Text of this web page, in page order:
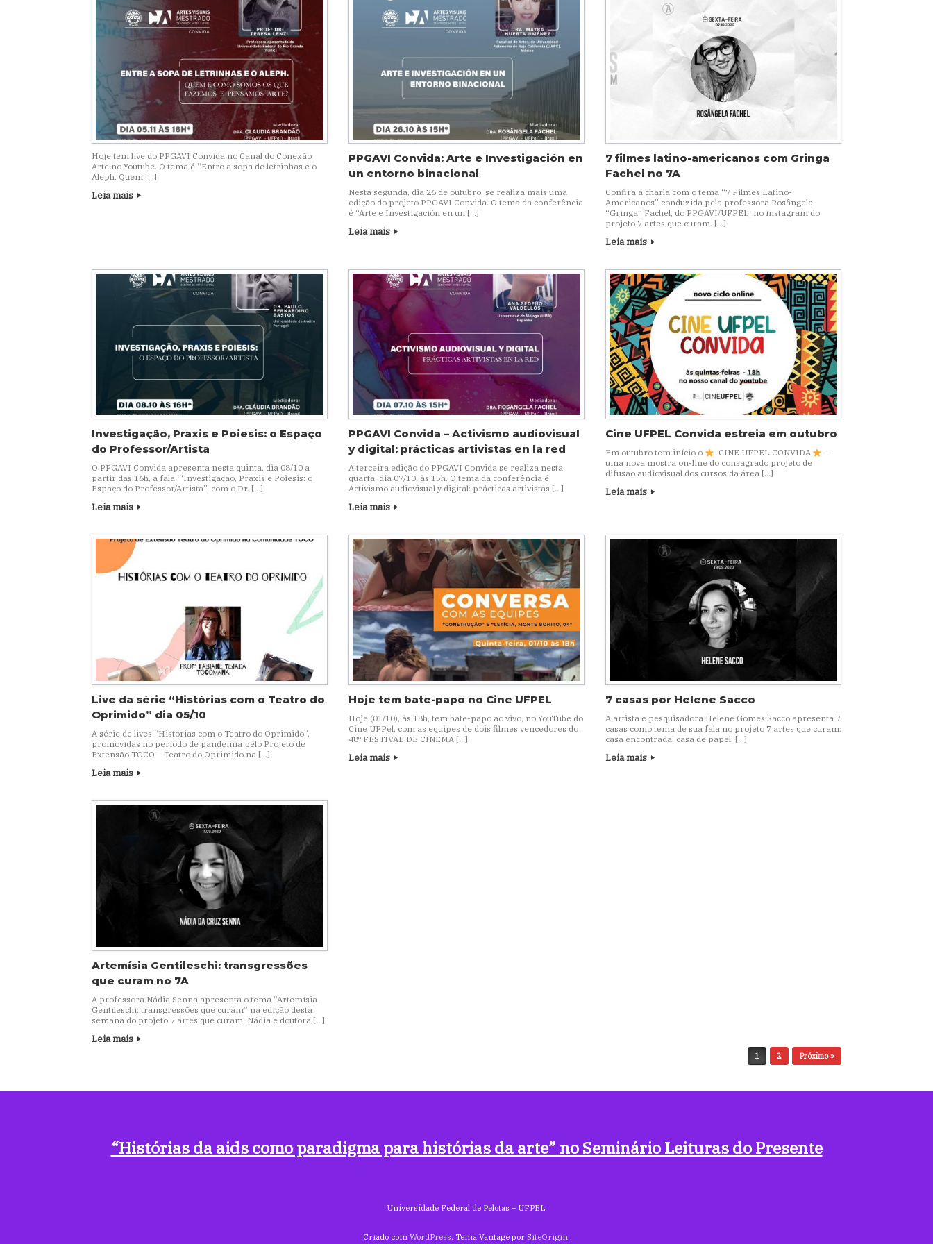
Hoje tem live do PPGAVI Convida no Canal do Conexão
Arte no Youtube. O tema é “Entre a sopa de letrinhas e o
Aleph. Quem […]
Leia mais
PPGAVI Convida: Arte e Investigación en
un entorno binacional
Nesta segunda, dia 26 de outubro, se realiza mais uma
edição do projeto PPGAVI Convida. O tema da conferência
é “Arte e Investigación en un […]
Leia mais
7 filmes latino-americanos com Gringa
Fachel no 7A
Confira a charla com o tema “7 Filmes Latino-
Americanos” conduzida pela professora Rosângela
“Gringa” Fachel, do PPGAVI/UFPEL, no instagram do
projeto 7 artes que curam.⁣⁣⁣⁣⁣⁣ […]
Leia mais
Investigação, Praxis e Poiesis: o Espaço
do Professor/Artista
O PPGAVI Convida apresenta nesta quinta, dia 08/10 a
partir das 16h, a fala “Investigação, Praxis e Poiesis: o
Espaço do Professor/Artista”, com o Dr. […]
Leia mais
PPGAVI Convida – Activismo audiovisual
y digital: prácticas artivistas en la red
A terceira edição do PPGAVI Convida se realiza nesta
quarta, dia 07/10, às 15h. O tema da conferência é
Activismo audiovisual y digital: prácticas artivistas […]
Leia mais
Cine UFPEL Convida estreia em outubro
Em outubro tem início o CINE UFPEL CONVIDA
–
uma nova mostra on-line do consagrado projeto de
difusão audiovisual dos cursos da área […]
Leia mais
Live da série “Histórias com o Teatro do
Oprimido” dia 05/10
A série de lives “Histórias com o Teatro do Oprimido”,
promovidas no período de pandemia pelo Projeto de
Extensão TOCO – Teatro do Oprimido na […]
Leia mais
Hoje tem bate-papo no Cine UFPEL
Hoje (01/10), às 18h, tem bate-papo ao vivo, no YouTube do
Cine UFPel, com as equipes de dois filmes vencedores do
48º FESTIVAL DE CINEMA […]
Leia mais
7 casas por Helene Sacco
A artista e pesquisadora Helene Gomes Sacco apresenta 7
casas como tema de sua fala no projeto 7 artes que curam:
casa encontrada; casa de papel; […]
Leia mais
Artemísia Gentileschi: transgressões
que curam no 7A
A professora Nádia Senna apresenta o tema “Artemísia
Gentileschi: transgressões que curam” na edição desta
semana do projeto 7 artes que curam.⁣⁣⁣ ⁣⁣Nádia é doutora […]
Leia mais
1 2 Próximo »
“Histórias da aids como paradigma para histórias da arte” no Seminário Leituras do Presente
Universidade Federal de Pelotas – UFPEL
Criado com WordPress. Tema Vantage por SiteOrigin.